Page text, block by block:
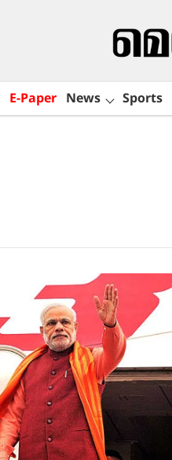
E-Paper News Sports